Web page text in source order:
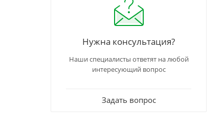
Нужна консультация?
Наши специалисты ответят на любой
интересующий вопрос
Задать вопрос